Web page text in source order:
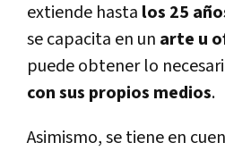
extiende hasta los 25
se capacita en un arte u
puede obtener lo
con sus propios medios.
Asimismo, se tiene en